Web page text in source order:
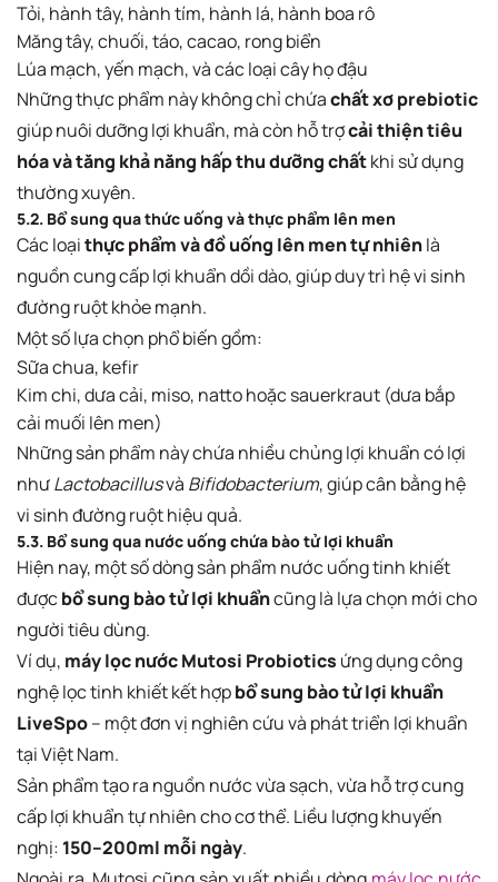
Tỏi, hành tây, hành tím, hành lá, hành boa rô
Măng tây, chuối, táo, cacao, rong biển
Lúa mạch, yến mạch, và các loại cây họ đậu
Những thực phẩm này không chỉ chứachất xơ prebiotic
giúp nuôi dưỡng lợi khuẩn, mà còn hỗ trợcải thiện tiêu
hóa và tăng khả năng hấp thu dưỡng chấtkhi sử dụng
thường xuyên.
5.2. Bổ sung qua thức uống và thực phẩm lên men
Các loạithực phẩm và đồ uống lên men tự nhiênlà
nguồn cung cấp lợi khuẩn dồi dào, giúp duy trì hệ vi sinh
đường ruột khỏe mạnh.
Một số lựa chọn phổ biến gồm:
Sữa chua, kefir
Kim chi, dưa cải, miso, natto hoặc sauerkraut (dưa bắp
cải muối lên men)
Những sản phẩm này chứa nhiều chủng lợi khuẩn có lợi
nhưLactobacillusvà Bifidobacterium, giúp cân bằng hệ
vi sinh đường ruột hiệu quả.
5.3. Bổ sung qua nước uống chứa bào tử lợi khuẩn
Hiện nay, một số dòng sản phẩm nước uống tinh khiết
đượcbổ sung bào tử lợi khuẩncũng là lựa chọn mới cho
người tiêu dùng.
Ví dụ, máy lọc nước Mutosi Probiotics ứng dụng công
nghệ lọc tinh khiết kết hợpbổ sung bào tử lợi khuẩn
LiveSpo– một đơn vị nghiên cứu và phát triển lợi khuẩn
tại Việt Nam.
Sản phẩm tạo ra nguồn nước vừa sạch, vừa hỗ trợ cung
cấp lợi khuẩn tự nhiên cho cơ thể. Liều lượng khuyến
nghị: 150–200ml mỗi ngày.